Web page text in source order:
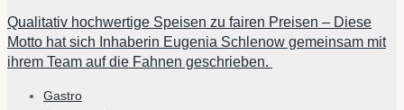
Qualitativ hochwertige Speisen zu fairen Preisen – Diese
Motto hat sich Inhaberin Eugenia Schlenow gemeinsam mit
ihrem Team auf die Fahnen geschrieben.
Gastro